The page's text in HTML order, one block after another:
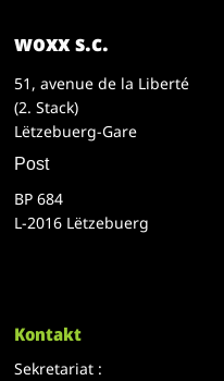
woxx s.c.
51, avenue de la Liberté
(2. Stack)
Lëtzebuerg-Gare
Post
BP 684
L-2016 Lëtzebuerg
Kontakt
Sekretariat :